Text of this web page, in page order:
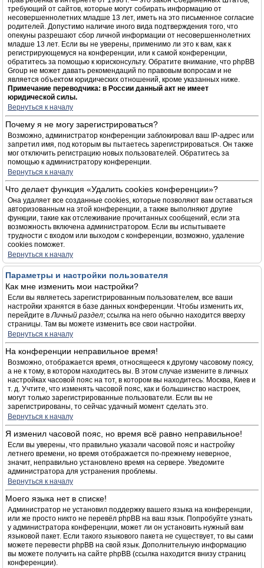
требующий от сайтов, которые могут собирать информацию от
несовершеннолетних младше 13 лет, иметь на это письменное согласие
родителей. Допустимо наличие иного вида подтверждения того, что
опекуны разрешают сбор личной информации от несовершеннолетних
младше 13 лет. Если вы не уверены, применимо ли это к вам, как к
регистрирующемуся на конференции, или к самой конференции,
обратитесь за помощью к юрисконсульту. Обратите внимание, что phpBB
Group не может давать рекомендаций по правовым вопросам и не
является объектом юридических отношений, кроме указанных ниже.
Примечание переводчика: в России данный акт не имеет
юридической силы.
Вернуться к началу
Почему я не могу зарегистрироваться?
Возможно, администратор конференции заблокировал ваш IP-адрес или
запретил имя, под которым вы пытаетесь зарегистрироваться. Он также
мог отключить регистрацию новых пользователей. Обратитесь за
помощью к администратору конференции.
Вернуться к началу
Что делает функция «Удалить cookies конференции»?
Она удаляет все созданные cookies, которые позволяют вам оставаться
авторизованным на этой конференции, а также выполняют другие
функции, такие как отслеживание прочитанных сообщений, если эта
возможность включена администратором. Если вы испытываете
трудности с входом или выходом с конференции, возможно, удаление
cookies поможет.
Вернуться к началу
Параметры и настройки пользователя
Как мне изменить мои настройки?
Если вы являетесь зарегистрированным пользователем, все ваши
настройки хранятся в базе данных конференции. Чтобы изменить их,
перейдите вЛичный раздел; ссылка на него обычно находится вверху
страницы. Там вы можете изменить все свои настройки.
Вернуться к началу
На конференции неправильное время!
Возможно, отображается время, относящееся к другому часовому поясу,
а не к тому, в котором находитесь вы. В этом случае измените в личных
настройках часовой пояс на тот, в котором вы находитесь: Москва, Киев и
т. д. Учтите, что изменять часовой пояс, как и большинство настроек,
могут только зарегистрированные пользователи. Если вы не
зарегистрированы, то сейчас удачный момент сделать это.
Вернуться к началу
Я изменил часовой пояс, но время всё равно неправильное!
Если вы уверены, что правильно указали часовой пояс и настройку
летнего времени, но время отображается по-прежнему неверное,
значит, неправильно установлено время на сервере. Уведомите
администратора для устранения проблемы.
Вернуться к началу
Моего языка нет в списке!
Администратор не установил поддержку вашего языка на конференции,
или же просто никто не перевёл phpBB на ваш язык. Попробуйте узнать
у администратора конференции, может ли он установить нужный вам
языковой пакет. Если такого языкового пакета не существует, то вы сами
можете перевести phpBB на свой язык. Дополнительную информацию
вы можете получить на сайте phpBB (ссылка находится внизу страниц
конференции).